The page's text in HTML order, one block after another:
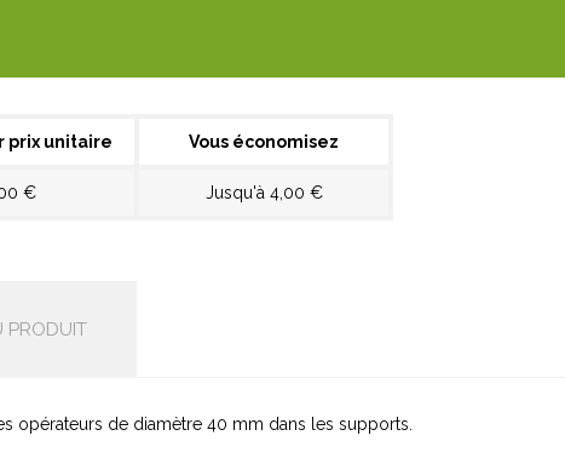
prix unitaire Vous économisez
€ Jusqu'à 4,00 €
PRODUIT
opérateurs de diamètre 40 mm dans les supports.